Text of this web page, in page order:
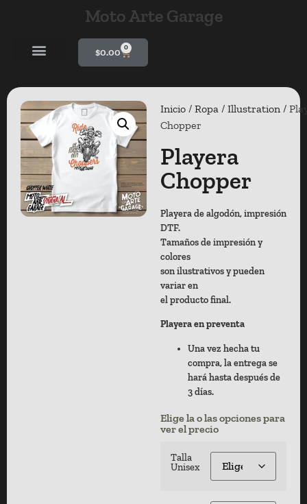
Moto Arte Garage
$0.00 0
Inicio / Ropa / Illustration /
Chopper
Playera
Chopper
Playera de algodón, impresión
DTF.
Tamaños de impresión y
colores
son ilustrativos y pueden
variar en
el producto final.
Playera en preventa
Una vez hecha tu
compra, la entrega se
hará hasta después de
3 días.
Elige la o las opciones para
ver el precio
Talla
Unisex